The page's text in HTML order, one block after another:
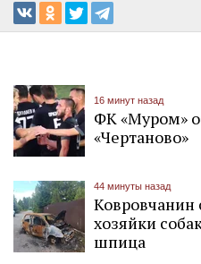
16 минут назад
ФК «Муром»
«Чертаново»
44 минуты назад
Ковровчанин
хозяйки
шпица